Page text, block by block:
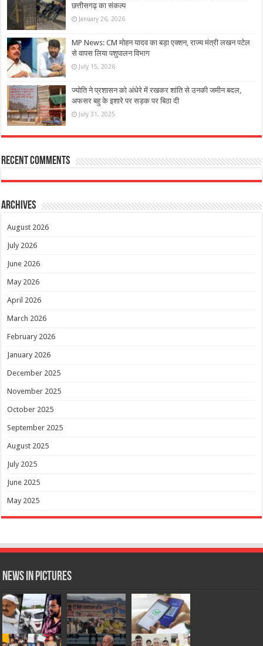
छत्तीसगढ़ का संकल्प
January 26, 2026
MP News: CM मोहन यादव का बड़ा एक्शन, राज्य मंत्री लखन पटेल
से वापस लिया पशुपालन विभाग
July 15, 2026
ज्योति ने प्रशासन को अंधेरे में रखकर शांति से उनकी जमीन बदल,
अफसर बहु के इशारे पर सड़क पर बिठा दी
July 31, 2025
Recent Comments
Archives
August 2026
July 2026
June 2026
May 2026
April 2026
March 2026
February 2026
January 2026
December 2025
November 2025
October 2025
September 2025
August 2025
July 2025
June 2025
May 2025
News in Pictures